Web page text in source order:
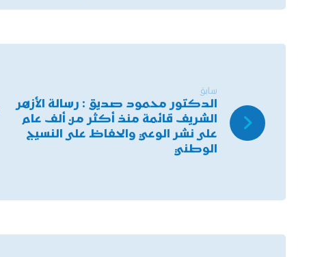
سابق
الدكتور محمود صديق : رسالة الأزهر
الشريف قائمة منذ أكثر من ألف عام
على نشر الوعي والحفاظ على النسيج
الوطني